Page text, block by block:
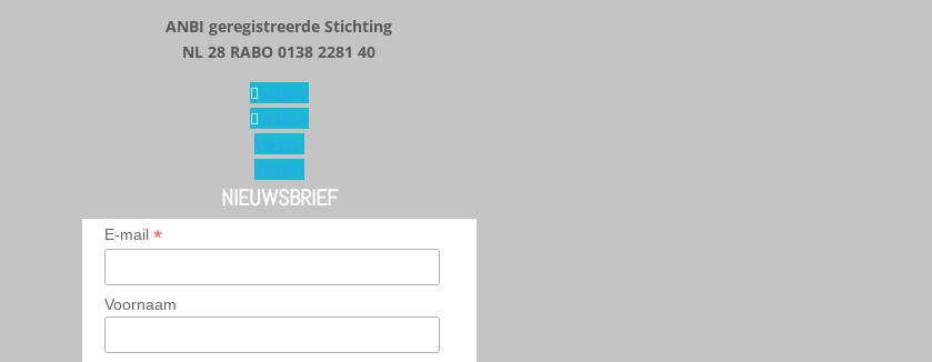
ANBI geregistreerde Stichting
NL 28 RABO 0138 2281 40
Volgen
Volgen
Volgen
Volgen
NIEUWSBRIEF
E-mail *
Voornaam